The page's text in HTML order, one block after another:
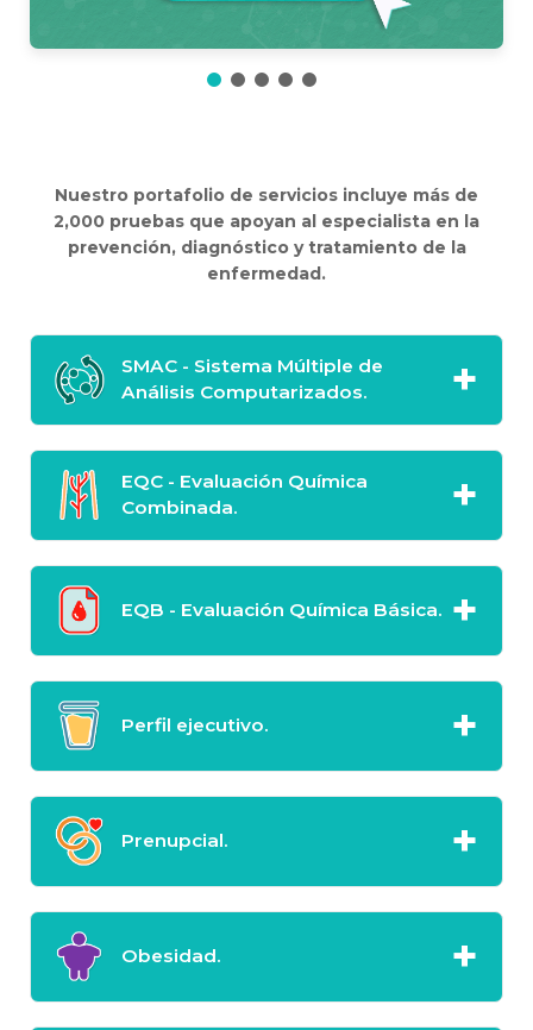
Nuestro portafolio de servicios incluye más de
2,000 pruebas que apoyan al especialista en la
prevención, diagnóstico y tratamiento de la
enfermedad.
SMAC - Sistema Múltiple de
Análisis Computarizados.
EQC - Evaluación Química
Combinada.
EQB - Evaluación Química Básica.
Perfil ejecutivo.
Prenupcial.
Obesidad.